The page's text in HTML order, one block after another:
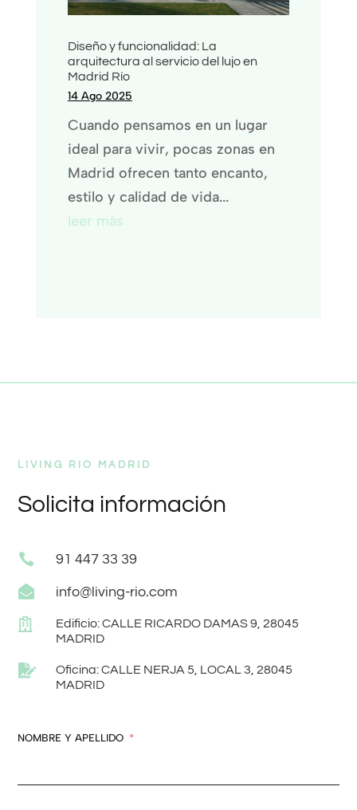
Diseño y funcionalidad: La
arquitectura al servicio del lujo en
Madrid Río
14 Ago 2025
Cuando pensamos en un lugar
ideal para vivir, pocas zonas en
Madrid ofrecen tanto encanto,
estilo y calidad de vida...
leer más
LIVING RIO MADRID
Solicita información
 91 447 33 39
 info@living-rio.com

Edificio: CALLE RICARDO DAMAS 9, 28045
MADRID

Oficina: CALLE NERJA 5, LOCAL 3, 28045
MADRID
NOMBRE Y APELLIDO